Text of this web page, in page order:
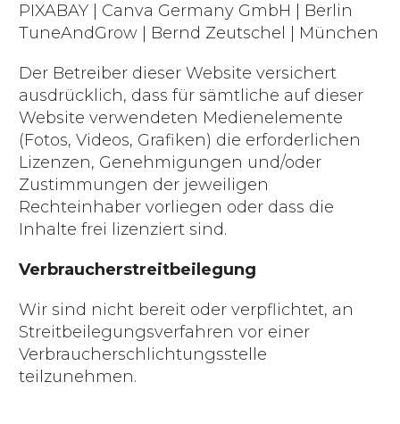
PIXABAY | Canva Germany GmbH | Berlin
TuneAndGrow | Bernd Zeutschel | München
Der Betreiber dieser Website versichert
ausdrücklich, dass für sämtliche auf dieser
Website verwendeten Medienelemente
(Fotos, Videos, Grafiken) die erforderlichen
Lizenzen, Genehmigungen und/oder
Zustimmungen der jeweiligen
Rechteinhaber vorliegen oder dass die
Inhalte frei lizenziert sind.
Verbraucherstreitbeilegung
Wir sind nicht bereit oder verpflichtet, an
Streitbeilegungsverfahren vor einer
Verbraucherschlichtungsstelle
teilzunehmen.